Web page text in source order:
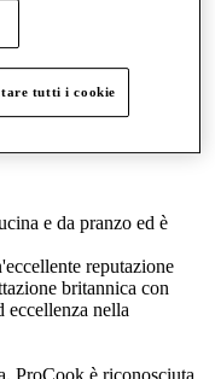
e da pranzo ed è
reputazione
britannica con
eccellenza nella
ProCook è riconosciuta
tutti i cookie